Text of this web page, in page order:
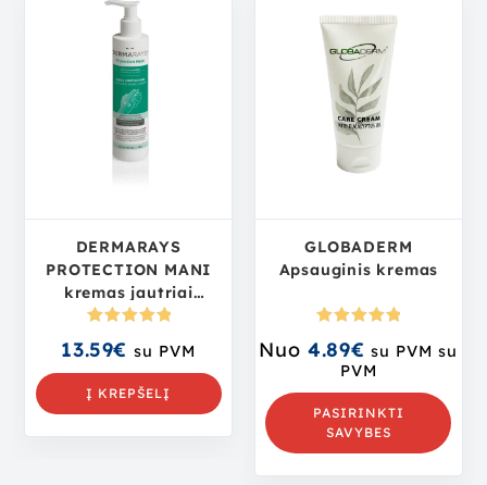
DERMARAYS
PROTECTION MANI
kremas jautriai
rankų odai, 250 ml
s:5.00iš
5
13.59€ su PVM
Į KREPŠELĮ
GLOBADERM
Apsauginis kremas
s: 5.00 iš
Nuo 4.89€ su PVM su
PVM
PASIRINKTI
SAVYBES